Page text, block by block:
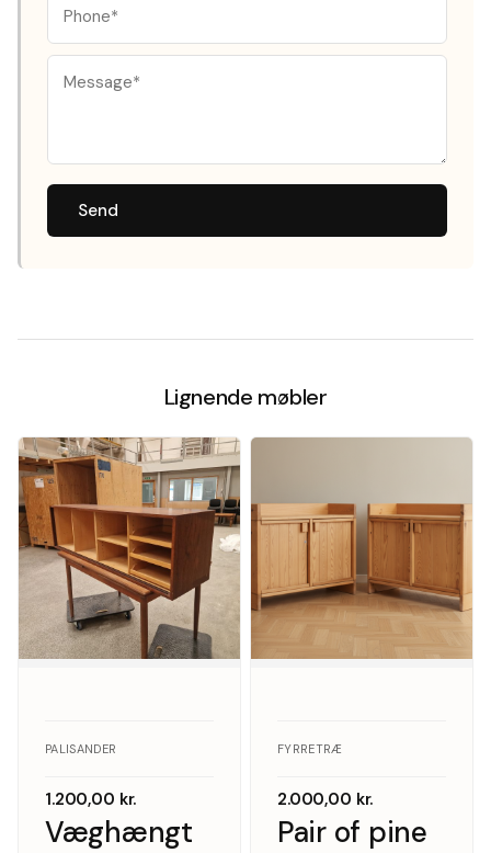
Send
Lignende møbler
Væghængt
PALISANDER
1.200,00 kr.
Pair of pine
FYRRETRÆ
2.000,00 kr.